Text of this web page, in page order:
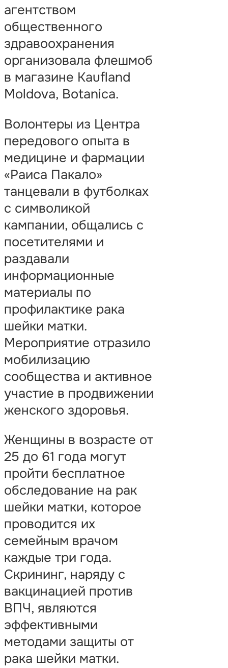
агентством
общественного
здравоохранения
организовала флешмоб
в магазине Kaufland
Moldova, Botanica.
Волонтеры из Центра
передового опыта в
медицине и фармации
«Раиса Пакало»
танцевали в футболках
с символикой
кампании, общались с
посетителями и
раздавали
информационные
материалы по
профилактике рака
шейки матки.
Мероприятие отразило
мобилизацию
сообщества и активное
участие в продвижении
женского здоровья.
Женщины в возрасте от
25 до 61 года могут
пройти бесплатное
обследование на рак
шейки матки, которое
проводится их
семейным врачом
каждые три года.
Скрининг, наряду с
вакцинацией против
ВПЧ, являются
эффективными
методами защиты от
рака шейки матки.